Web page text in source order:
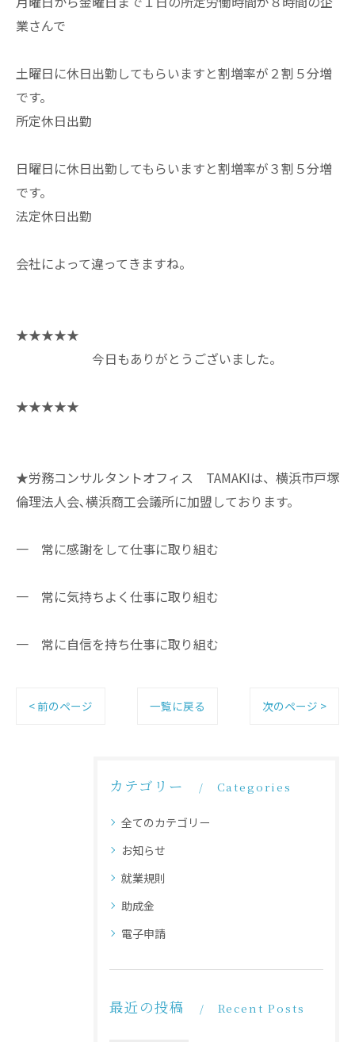
業さんで
土曜日に休日出勤してもらいますと割増率が２割５分増
です。
所定休日出勤
日曜日に休日出勤してもらいますと割増率が３割５分増
です。
法定休日出勤
会社によって違ってきますね。
★★★★★
今日もありがとうございました。
★★★★★
★労務コンサルタントオフィス TAMAKIは、横浜市戸塚
倫理法人会､横浜商工会議所に加盟しております。
一 常に感謝をして仕事に取り組む
一 常に気持ちよく仕事に取り組む
一 常に自信を持ち仕事に取り組む
< 前のページ 一覧に戻る 次のページ >
カテゴリー Categories
全てのカテゴリー
お知らせ
就業規則
助成金
電子申請
最近の投稿 Recent Posts